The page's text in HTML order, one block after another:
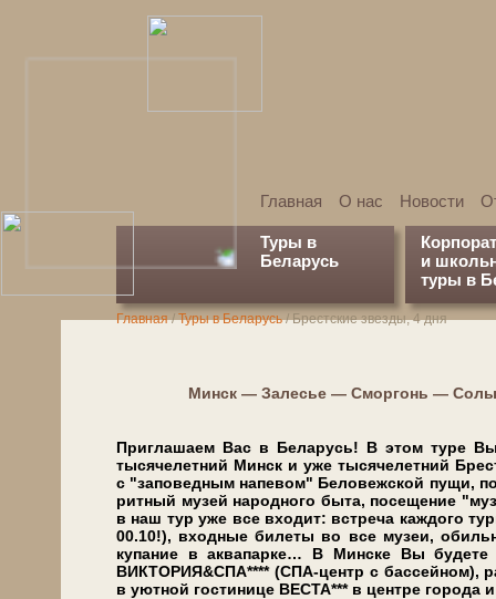
Главная О нас Новости
Туры в
Беларусь
и
туры в
Главная/Туры в Беларусь/Брестские звезды, 4 дня
Минск — Залесье — Сморгонь —
Приглашаем Вас в Бе­ла­русь! В этом ту­ре
тысячелетний Минск и уже тысячелетний
с "заповедным напевом" Бе­ло­веж­ской пу­щи,
рит­ный му­зей на­род­но­го бы­та, посещение
в наш тур уже все вхо­дит: встре­ча каж­до­го
00.10!), входные би­ле­ты во все му­зеи,
купание в ак­ва­пар­ке… В Мин­ске Вы
ВИКТОРИЯ&СПА**** (СПА-центр с бассейном),
в уютной гостинице ВЕСТА*** в центре